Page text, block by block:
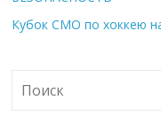
Кубок СМО по хоккею